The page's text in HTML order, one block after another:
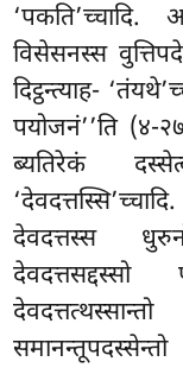
‘पकति’च्चादि.
विसेसनस्स
दिट्ठन्त्याह-
पयोजनं’’ति (४-
ब्यतिरेकं
देवदत्तस्स